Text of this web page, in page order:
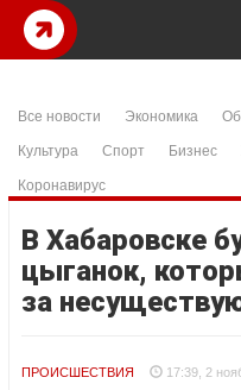
Все новости Экономика
Культура
Спорт Бизнес
Коронавирус
В Хабаровске
цыганок,
за
ПРОИСШЕСТВИЯ 17:39, 2